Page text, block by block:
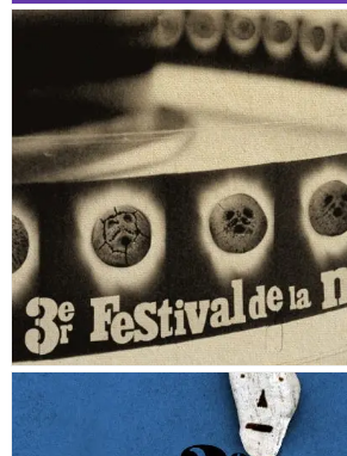
FESTIVAL DE LA